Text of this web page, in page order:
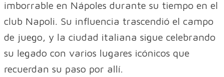
imborrable en Nápoles durante su tiempo en el
club Napoli. Su influencia trascendió el campo
de juego, y la ciudad italiana sigue celebrando
su legado con varios lugares icónicos que
recuerdan su paso por allí.